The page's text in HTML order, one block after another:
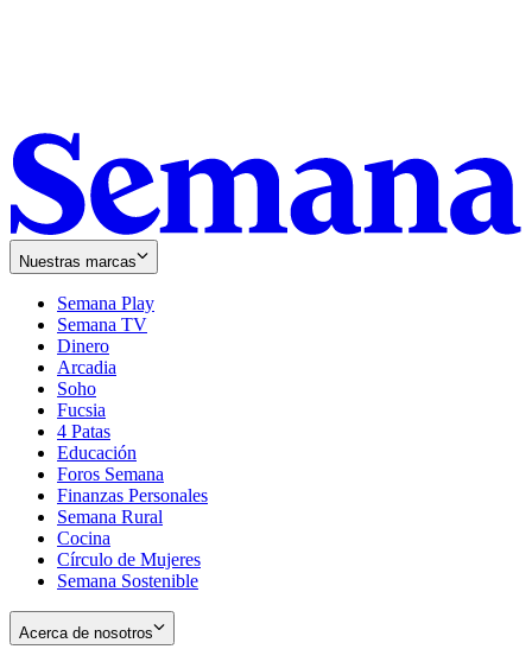
Nuestras marcas
Semana Play
Semana TV
Dinero
Arcadia
Soho
in
new
window
Fucsia
in
new
window
4 Patas
Educación
Foros Semana
Finanzas Personales
Semana Rural
Cocina
Círculo de Mujeres
Semana Sostenible
Acerca de nosotros